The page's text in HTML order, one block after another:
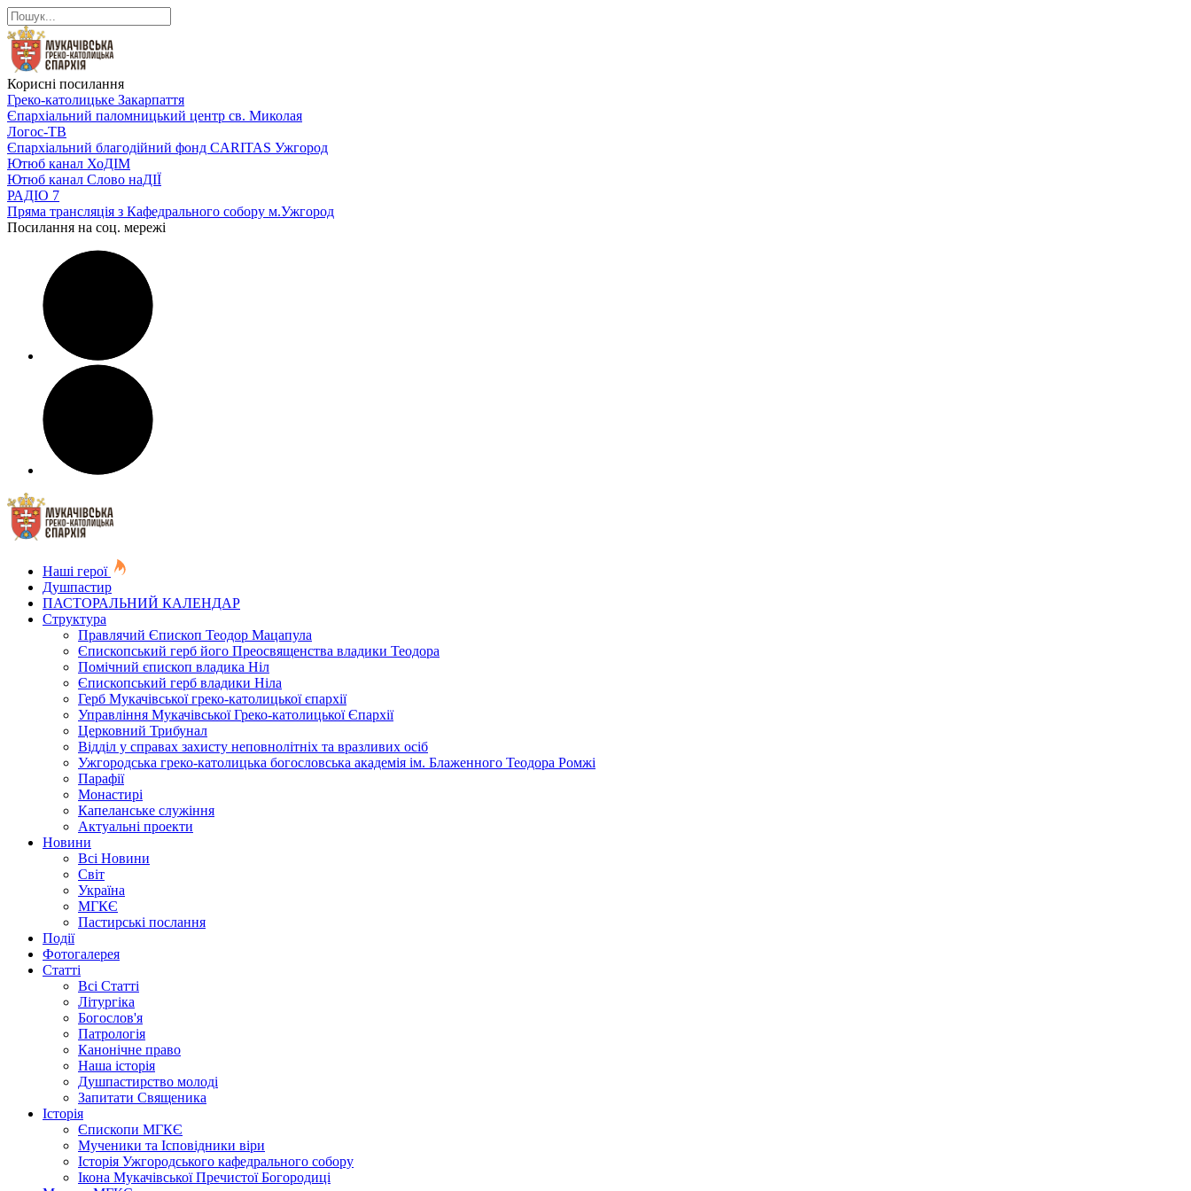
Корисні посилання
Греко-католицьке Закарпаття
Єпархіальний паломницький центр св. Миколая
Логос-ТВ
Єпархіальний благодійний фонд CARITAS Ужгород
Ютюб канал ХоДІМ
Ютюб канал Слово наДІЇ
РАДІО 7
Пряма трансляція з Кафедрального собору м.Ужгород
Посилання на соц. мережі
Наші герої
Душпастир
ПАСТОРАЛЬНИЙ КАЛЕНДАР
Структура
Правлячий Єпископ Теодор Мацапула
Єпископський герб його Преосвященства владики Теодора
Помічний єпископ владика Ніл
Єпископський герб владики Ніла
Герб Мукачівської греко-католицької єпархії
Управління Мукачівської Греко-католицької Єпархії
Церковний Трибунал
Відділ у справах захисту неповнолітніх та вразливих осіб
Ужгородська греко-католицька богословська академія ім. Блаженного Теодора Ромжі
Парафії
Монастирі
Капеланське служіння
Актуальні проекти
Новини
Всі Новини
Світ
Україна
МГКЄ
Пастирські послання
Події
Фотогалерея
Статті
Всі Статті
Літургіка
Богослов'я
Патрологія
Канонічне право
Наша історія
Душпастирство молоді
Запитати Священика
Історія
Єпископи МГКЄ
Мученики та Ісповідники віри
Історія Ужгородського кафедрального собору
Ікона Мукачівської Пречистої Богородиці